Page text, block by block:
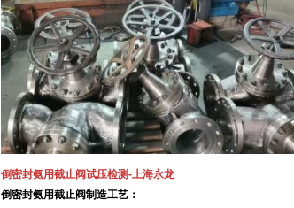
倒密封氨用截止阀试压检测-上海永龙
倒密封氨用截止阀制造工艺：